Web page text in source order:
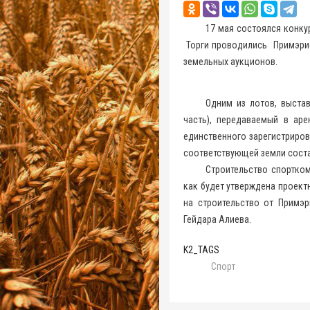
17 мая состоялся
Торги проводились
земельных аукционов.
Одним из лотов,
часть), передаваемый в
единственного
соответствующей земли
Строительство
как будет утверждена
на строительство от
Гейдара Алиева.
K2_TAGS
Спорт